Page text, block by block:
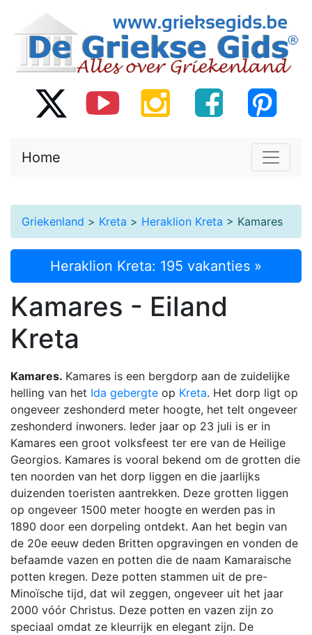
Home
Griekenland > Kreta > Heraklion Kreta > Kamares
Heraklion Kreta: 195 vakanties »
Kamares - Eiland
Kreta
Kamares. Kamares is een bergdorp aan de zuidelijke
helling van het Ida gebergte op Kreta. Het dorp ligt op
ongeveer zeshonderd meter hoogte, het telt ongeveer
zeshonderd inwoners. Ieder jaar op 23 juli is er in
Kamares een groot volksfeest ter ere van de Heilige
Georgios. Kamares is vooral bekend om de grotten die
ten noorden van het dorp liggen en die jaarlijks
duizenden toeristen aantrekken. Deze grotten liggen
op ongeveer 1500 meter hoogte en werden pas in
1890 door een dorpeling ontdekt. Aan het begin van
de 20e eeuw deden Britten opgravingen en vonden de
befaamde vazen en potten die de naam Kamaraische
potten kregen. Deze potten stammen uit de pre-
Minoïsche tijd, dat wil zeggen, ongeveer uit het jaar
2000 vóór Christus. Deze potten en vazen zijn zo
speciaal omdat ze kleurrijk en elegant zijn. De